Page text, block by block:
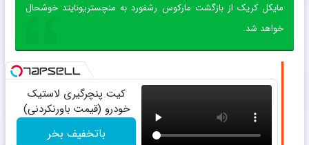
مایکل کریک از بازگشت مارکوس رشفورد به منچستریونایتد خوشحال
خواهد شد.
کیت پنچرگیری لاستیک
خودرو (قیمت باورنکردنی)
باتخفیف بخر